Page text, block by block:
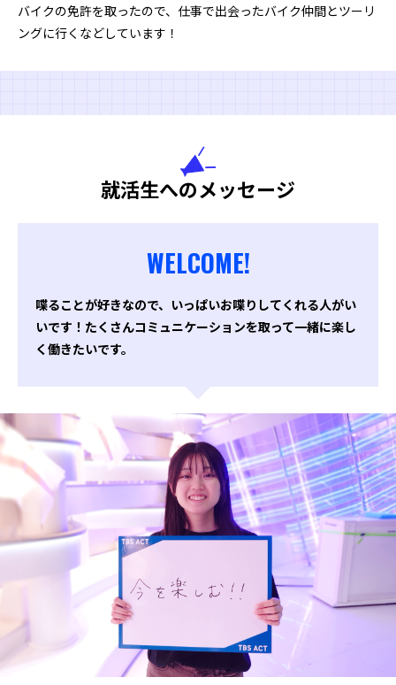
バイクの免許を取ったので、仕事で出会ったバイク仲間とツーリ
ングに行くなどしています！
就活生へのメッセージ
WELCOME!
喋ることが好きなので、いっぱいお喋りしてくれる人がい
いです！たくさんコミュニケーションを取って一緒に楽し
く働きたいです。